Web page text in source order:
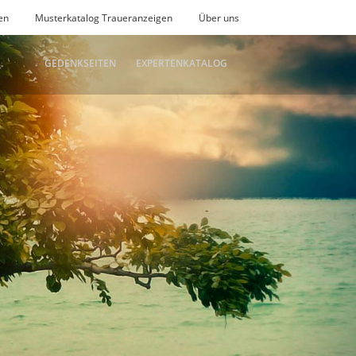
Musterkatalog Traueranzeigen Über uns
GEDENKSEITEN EXPERTENKATALOG